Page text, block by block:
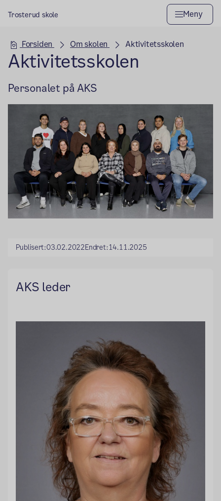
Trosterud skole Meny
Hovedseksjon
Forsiden Om skolen Aktivitetsskolen
Aktivitetsskolen
Personalet på AKS
Publisert:03.02.2022Endret:14.11.2025
AKS leder